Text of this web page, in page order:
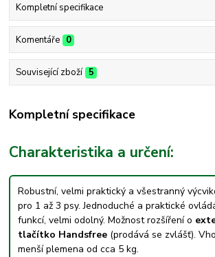
Kompletní specifikace
Komentáře 0
Související zboží 5
Kompletní specifikace
Charakteristika a určení:
Robustní, velmi praktický a všestranný
pro 1 až 3 psy. Jednoduché a praktické
funkcí, velmi odolný. Možnost rozšíření o
tlačítko Handsfree (prodává se zvlášť).
menší plemena od cca 5 kg.